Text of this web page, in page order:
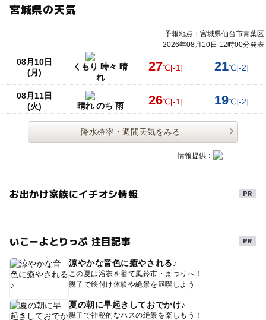
宮城県の天気
予報地点：宮城県仙台市青葉区
2026年08月10日 12時00分発表
08月10日
(月)
くもり 時々 晴
れ
27℃[-1] 21℃[-2]
08月11日
(火)
晴れ のち 雨 26℃[-1] 19℃[-2]
降水確率・週間天気をみる
情報提供：
お出かけ家族にイチオシ情報
いこーよとりっぷ 注目記事
涼やかな音色に癒やされる♪
この夏は浴衣を着て風鈴市・まつりへ！
親子で絵付け体験や絶景を満喫しよう
夏の朝に早起きしておでかけ♪
親子で神秘的なハスの絶景を楽しもう！